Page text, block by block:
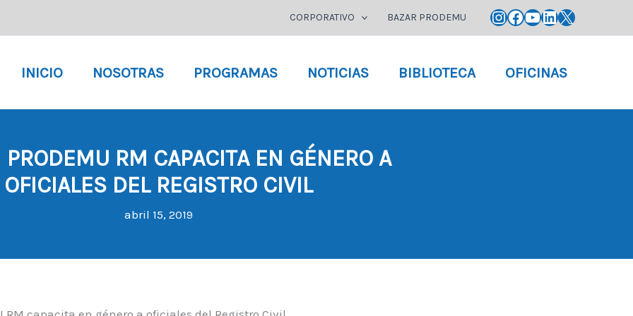
CORPORATIVO BAZAR PRODEMU Instagram
Facebook
YouTube
LinkedIn
X
INICIO NOSOTRAS PROGRAMAS NOTICIAS BIBLIOTECA OFICINAS
PRODEMU RM CAPACITA EN GÉNERO A
OFICIALES DEL REGISTRO CIVIL
abril 15, 2019